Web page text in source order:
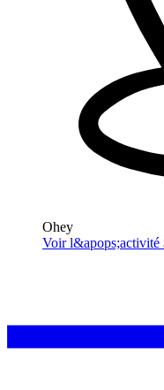
Ohey
Voir l&apops;activité